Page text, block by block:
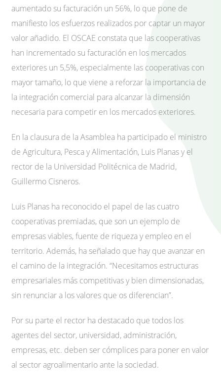
aumentado su facturación un 56%, lo que pone de
manifiesto los esfuerzos realizados por captar un mayor
valor añadido. El OSCAE constata que las cooperativas
han incrementado su facturación en los mercados
exteriores un 5,5%, especialmente las cooperativas con
mayor tamaño, lo que viene a reforzar la importancia de
la integración comercial para alcanzar la dimensión
necesaria para competir en los mercados exteriores.
En la clausura de la Asamblea ha participado el ministro
de Agricultura, Pesca y Alimentación, Luis Planas y el
rector de la Universidad Politécnica de Madrid,
Guillermo Cisneros.
Luis Planas ha reconocido el papel de las cuatro
cooperativas premiadas, que son un ejemplo de
empresas viables, fuente de riqueza y empleo en el
territorio. Además, ha señalado que hay que avanzar en
el camino de la integración. “Necesitamos estructuras
empresariales más competitivas y bien dimensionadas,
sin renunciar a los valores que os diferencian”.
Por su parte el rector ha destacado que todos los
agentes del sector, universidad, administración,
empresas, etc. deben ser cómplices para poner en valor
al sector agroalimentario ante la sociedad.